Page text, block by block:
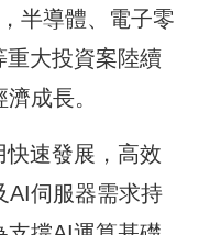
半導體、電子零
重大投資案陸續
成長。
速發展，高效
AI伺服器需求持